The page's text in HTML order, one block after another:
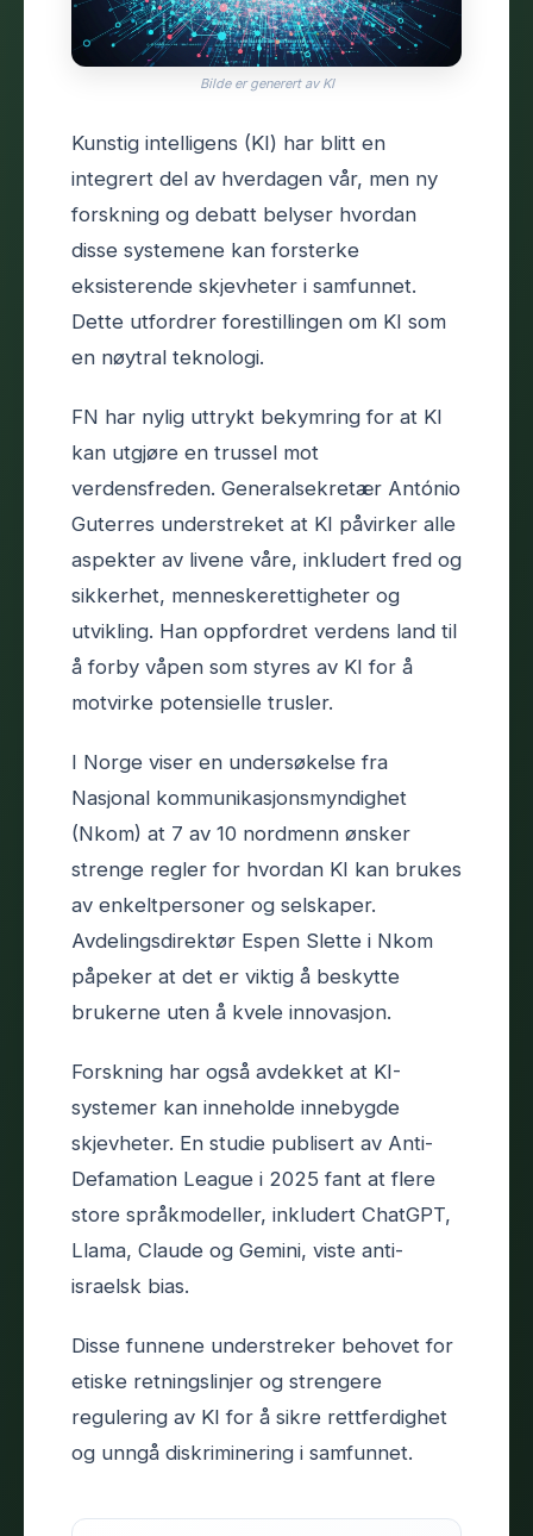
Bilde er generert av KI
Kunstig intelligens (KI) har blitt en
integrert del av hverdagen vår, men ny
forskning og debatt belyser hvordan
disse systemene kan forsterke
eksisterende skjevheter i samfunnet.
Dette utfordrer forestillingen om KI som
en nøytral teknologi.
FN har nylig uttrykt bekymring for at KI
kan utgjøre en trussel mot
verdensfreden. Generalsekretær António
Guterres understreket at KI påvirker alle
aspekter av livene våre, inkludert fred og
sikkerhet, menneskerettigheter og
utvikling. Han oppfordret verdens land til
å forby våpen som styres av KI for å
motvirke potensielle trusler.
I Norge viser en undersøkelse fra
Nasjonal kommunikasjonsmyndighet
(Nkom) at 7 av 10 nordmenn ønsker
strenge regler for hvordan KI kan brukes
av enkeltpersoner og selskaper.
Avdelingsdirektør Espen Slette i Nkom
påpeker at det er viktig å beskytte
brukerne uten å kvele innovasjon.
Forskning har også avdekket at KI-
systemer kan inneholde innebygde
skjevheter. En studie publisert av Anti-
Defamation League i 2025 fant at flere
store språkmodeller, inkludert ChatGPT,
Llama, Claude og Gemini, viste anti-
israelsk bias.
Disse funnene understreker behovet for
etiske retningslinjer og strengere
regulering av KI for å sikre rettferdighet
og unngå diskriminering i samfunnet.